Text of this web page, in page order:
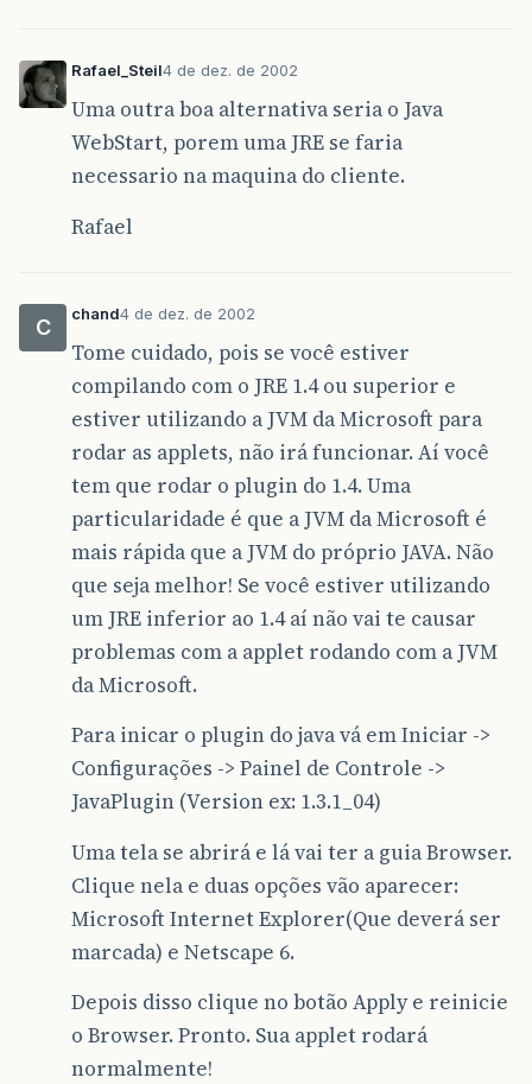
Rafael_Steil4 de dez. de 2002
Uma outra boa alternativa seria o Java
WebStart, porem uma JRE se faria
necessario na maquina do cliente.
Rafael
C
chand4 de dez. de 2002
Tome cuidado, pois se você estiver
compilando com o JRE 1.4 ou superior e
estiver utilizando a JVM da Microsoft para
rodar as applets, não irá funcionar. Aí você
tem que rodar o plugin do 1.4. Uma
particularidade é que a JVM da Microsoft é
mais rápida que a JVM do próprio JAVA. Não
que seja melhor! Se você estiver utilizando
um JRE inferior ao 1.4 aí não vai te causar
problemas com a applet rodando com a JVM
da Microsoft.
Para inicar o plugin do java vá em Iniciar ->
Configurações -> Painel de Controle ->
JavaPlugin (Version ex: 1.3.1_04)
Uma tela se abrirá e lá vai ter a guia Browser.
Clique nela e duas opções vão aparecer:
Microsoft Internet Explorer(Que deverá ser
marcada) e Netscape 6.
Depois disso clique no botão Apply e reinicie
o Browser. Pronto. Sua applet rodará
normalmente!